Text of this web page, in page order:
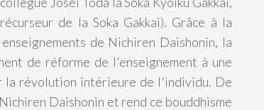
de la Soka Gakkai). Grâce à la
de Nichiren Daishonin, la
de réforme de l'enseignement à une
la révolution intérieure de l'individu. De
Daishonin et rend ce bouddhisme